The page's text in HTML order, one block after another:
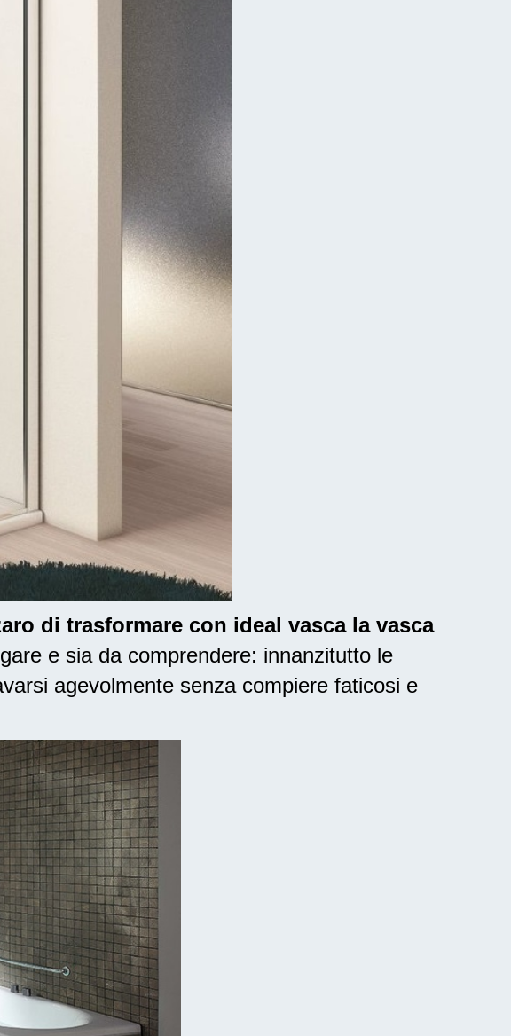
di trasformare con ideal vasca la vasca
e sia da comprendere: innanzitutto le
agevolmente senza compiere faticosi e